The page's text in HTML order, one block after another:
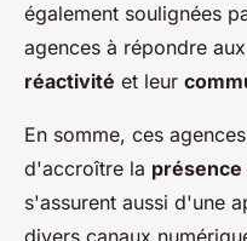
également soulignées
agences à répondre
réactivité et leur
En somme, ces
d'accroître la présence
s'assurent aussi d'une